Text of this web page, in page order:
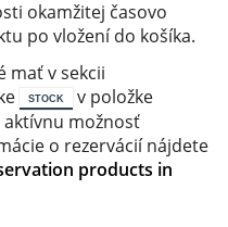
okamžitej časovo
po vložení do košíka.
mať v sekcii
STOCK
v položke
aktívnu možnosť
o rezervácií nájdete
products in